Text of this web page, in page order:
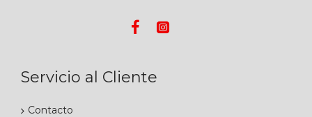
Servicio al Cliente
Contacto